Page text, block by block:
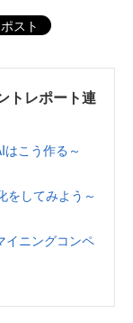
ポスト
トレポート連
こう作る～
をしてみよう～
イニングコンペ